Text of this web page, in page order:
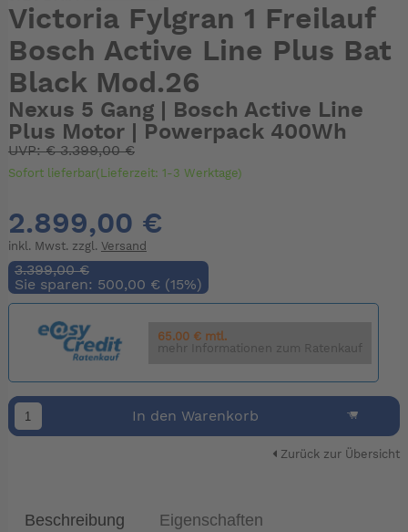
Victoria Fylgran 1 Freilauf
Bosch Active Line Plus Bat
Black Mod.26
Nexus 5 Gang | Bosch Active Line
Plus Motor | Powerpack 400Wh
UVP:€3.399,00 €
Sofort lieferbar(Lieferzeit: 1-3 Werktage)
2.899,00 €
inkl. Mwst. zzgl. Versand
3.399,00 €
Sie sparen: 500,00 € (15%)
65.00 € mtl.
mehr Informationen zum Ratenkauf
In den Warenkorb
Zurück zur Übersicht
Beschreibung Eigenschaften